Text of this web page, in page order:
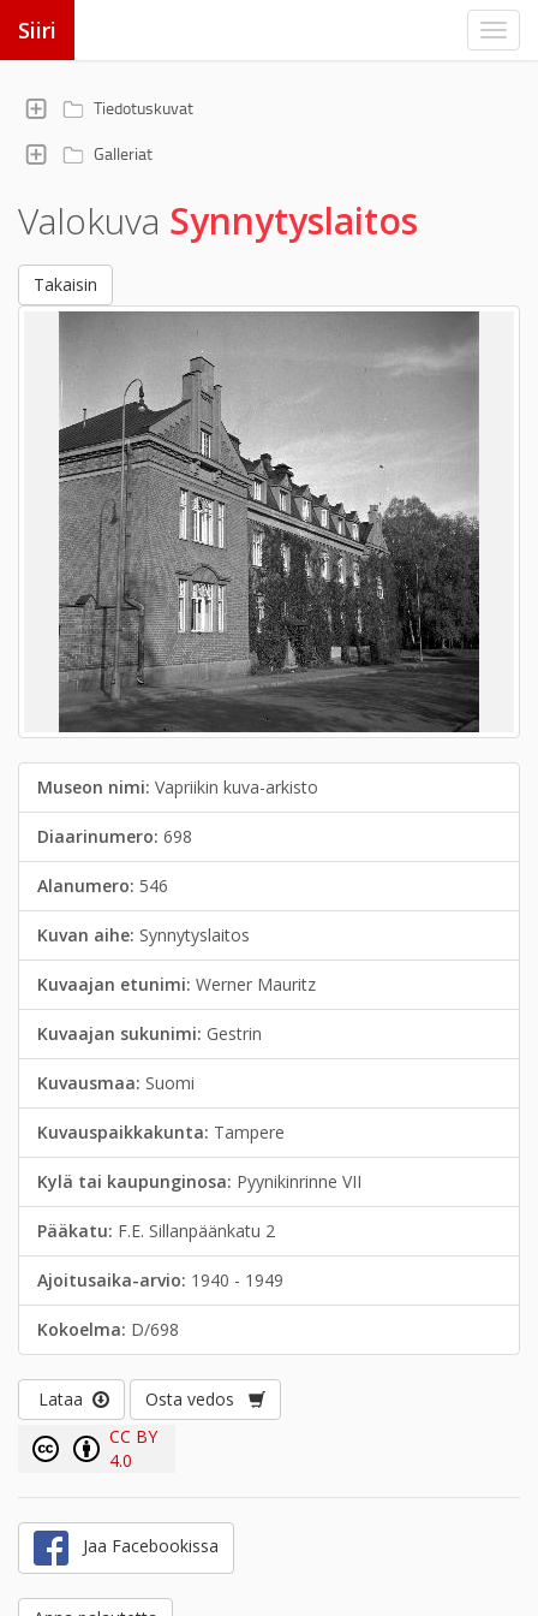
Siiri
Tiedotuskuvat
Galleriat
Valokuva Synnytyslaitos
Takaisin
Museon nimi: Vapriikin kuva-arkisto
Diaarinumero: 698
Alanumero: 546
Kuvan aihe: Synnytyslaitos
Kuvaajan etunimi: Werner Mauritz
Kuvaajan sukunimi: Gestrin
Kuvausmaa: Suomi
Kuvauspaikkakunta: Tampere
Kylä tai kaupunginosa: Pyynikinrinne VII
Pääkatu: F.E. Sillanpäänkatu 2
Ajoitusaika-arvio: 1940 - 1949
Kokoelma: D/698
Lataa
Osta vedos
CC BY
4.0
Jaa Facebookissa